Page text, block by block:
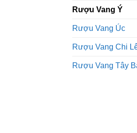
Rượu Vang Ý
Rượu Vang Úc
Rượu Vang Chi
Rượu Vang Tây